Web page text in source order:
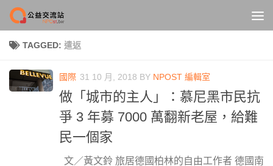
Skip to content
TAGGED: 遣返
國際 31 10 月, 2018 BY NPOST 編輯室
做「城市的主人」：慕尼黑市民抗
爭 3 年募 7000 萬翻新老屋，給難
民一個家
文／黃文鈴 旅居德國柏林的自由工作者 德國南